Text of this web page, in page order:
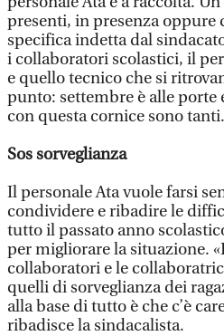
presenti, in presenza oppure
specifica indetta dal
i collaboratori scolastici, il
e quello tecnico che si
punto: settembre è alle porte
con questa cornice sono tanti.
Sos sorveglianza
Il personale Ata vuole farsi
condividere e ribadire le
tutto il passato anno
per migliorare la situazione.
collaboratori e le
quelli di sorveglianza dei
alla base di tutto è che c’è
ribadisce la sindacalista.